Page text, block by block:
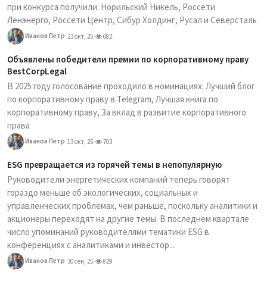
при конкурса получили: Норильский Никель, Россети
Ленэнерго, Россети Центр, Сибур Холдинг, Русал и Северсталь
Иванов Петр 23 окт, 25 682
Объявлены победители премии по корпоративному праву
BestCorpLegal
В 2025 году голосование проходило в номинациях: Лучший блог
по корпоративному праву в Telegram, Лучшая книга по
корпоративному праву, За вклад в развитие корпоративного
права
Иванов Петр 13 окт, 25 703
ESG превращается из горячей темы в непопулярную
Руководители энергетических компаний теперь говорят
гораздо меньше об экологических, социальных и
управленческих проблемах, чем раньше, поскольку аналитики и
акционеры переходят на другие темы. В последнем квартале
число упоминаний руководителями тематики ESG в
конференциях с аналитиками и инвестор...
Иванов Петр 30 сен, 25 829